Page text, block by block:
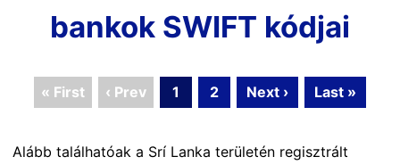
bankok SWIFT kódjai
« First ‹ Prev 1 2 Next › Last »
Alább találhatóak a Srí Lanka területén regisztrált